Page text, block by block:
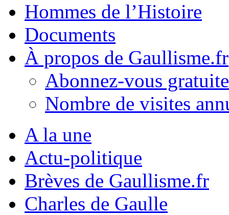
Hommes de l’Histoire
Documents
À propos de Gaullisme.fr
Abonnez-vous
Nombre de visites
A la une
Actu-politique
Brèves de Gaullisme.fr
Charles de Gaulle